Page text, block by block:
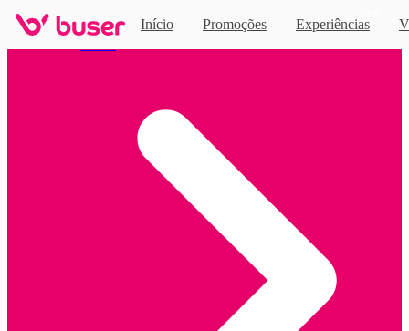
Início Promoções Experiências